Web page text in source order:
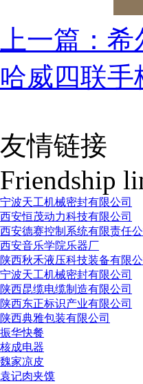
上一篇：
哈威四联手
友情链接
Friendship
宁波天工机械密封有限公司
西安恒茂动力科技有限公司
西安德赛控制系统有限责任公
西安音乐学院乐器厂
陕西秋禾液压科技装备有限公
宁波天工机械密封有限公司
陕西昆缆电缆制造有限公司
陕西东正标识产业有限公司
陕西典雅包装有限公司
振华快餐
核成电器
魏家凉皮
袁记肉夹馍